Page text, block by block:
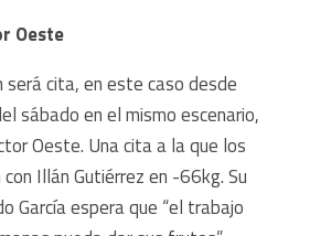
Oeste
cita, en este caso desde
sábado en el mismo escenario,
Oeste. Una cita a la que los
Illán Gutiérrez en -66kg. Su
García espera que “el trabajo